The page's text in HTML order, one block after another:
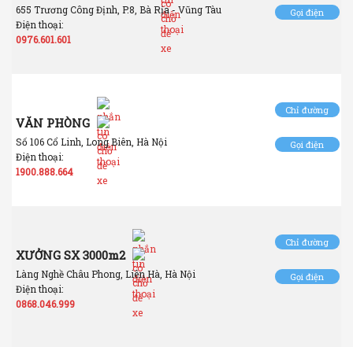
655 Trương Công Định, P.8, Bà Rịa - Vũng Tàu
Điện thoại:
0976.601.601
Gọi điện
VĂN PHÒNG
Số 106 Cổ Linh, Long Biên, Hà Nội
Điện thoại:
1900.888.664
Chỉ đường
Gọi điện
XƯỞNG SX 3000m2
Làng Nghề Châu Phong, Liên Hà, Hà Nội
Điện thoại:
0868.046.999
Chỉ đường
Gọi điện